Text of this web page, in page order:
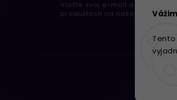
Vložte svoj e-mail a my Vám
produktoch na našom e-shope.